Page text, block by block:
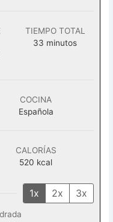
TIEMPO TOTAL
33 minutos
minutos
COCINA
Española
CALORÍAS
520 kcal
1x 2x 3x